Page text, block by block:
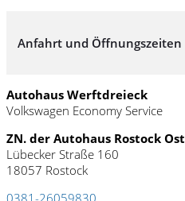
Anfahrt und Öffnungszeiten
Autohaus Werftdreieck
Volkswagen Economy Service
ZN. der Autohaus Rostock
Lübecker Straße 160
18057 Rostock
0381-26059830